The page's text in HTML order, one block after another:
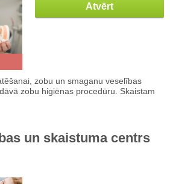
Atvērt
zobu un smaganu veselības
zobu higiēnas procedūru. Skaistam
un skaistuma centrs